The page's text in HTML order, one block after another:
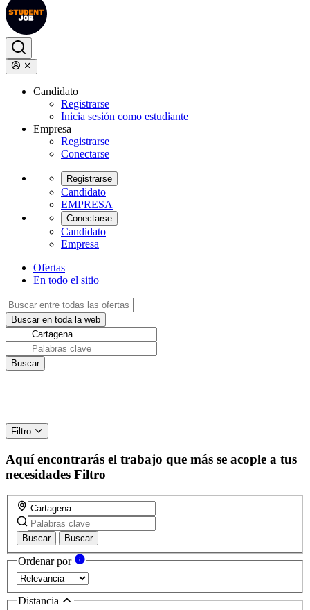
Candidato
Registrarse
Inicia sesión como estudiante
Empresa
Registrarse
Conectarse
Registrarse
Candidato
EMPRESA
Conectarse
Candidato
Empresa
Ofertas
En todo el sitio
Filtro
Aquí encontrarás el trabajo que más se acople a tus
necesidades Filtro
Buscar Buscar
Ordenar por
Distancia